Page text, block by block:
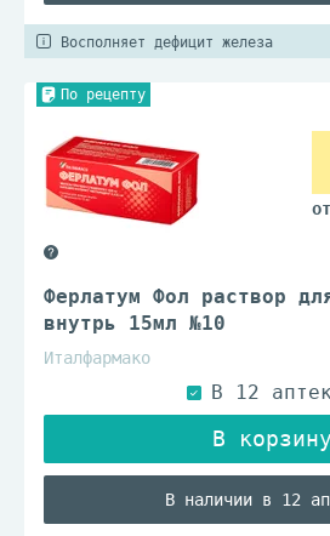
Восполняет дефицит железа
По рецепту
Ферлатум Фол раствор
внутрь 15мл №10
Италфармако
В наличии в 12